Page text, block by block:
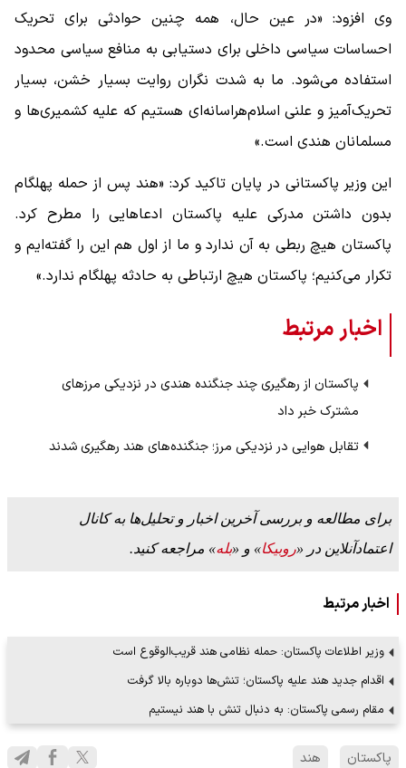
وی افزود: «در عین حال، همه چنین حوادثی برای تحریک
احساسات سیاسی داخلی برای دستیابی به منافع سیاسی محدود
استفاده می‌شود. ما به شدت نگران روایت بسیار خشن، بسیار
تحریک‌آمیز و علنی اسلام‌هراسانه‌ای هستیم که علیه کشمیری‌ها و
مسلمانان هندی است.»
این وزیر پاکستانی در پایان تاکید کرد: «هند پس از حمله پهلگام
بدون داشتن مدرکی علیه پاکستان ادعاهایی را مطرح کرد.
پاکستان هیچ ربطی به آن ندارد و ما از اول هم این را گفته‌ایم و
تکرار می‌کنیم؛ پاکستان هیچ ارتباطی به حادثه پهلگام ندارد.»
اخبار مرتبط
پاکستان از رهگیری چند جنگنده هندی در نزدیکی مرزهای
مشترک خبر داد
تقابل هوایی در نزدیکی مرز؛ جنگنده‌های هند رهگیری شدند
برای مطالعه و بررسی آخرین اخبار و تحلیل‌ها به کانال
اعتمادآنلاین در «روبیکا» و «بله» مراجعه کنید.
اخبار مرتبط
وزیر اطلاعات پاکستان: حمله نظامی هند قریب‌الوقوع است
اقدام جدید هند علیه پاکستان؛ تنش‌ها دوباره بالا گرفت
مقام رسمی پاکستان: به دنبال تنش با هند نیستیم
پاکستان هند